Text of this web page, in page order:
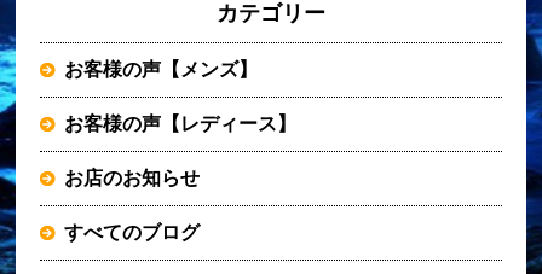
カテゴリー
お客様の声【メンズ】
お客様の声【レディース】
お店のお知らせ
すべてのブログ